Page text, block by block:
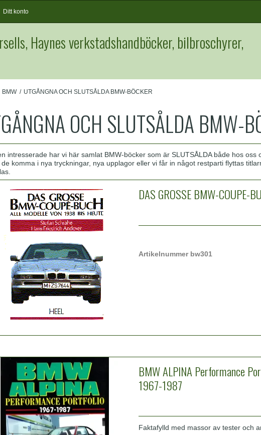
Ditt konto
Haynes verkstadshandböcker, bilbroschyrer,
BMW / UTGÅNGNA OCH SLUTSÅLDA BMW-BÖCKER
OCH SLUTSÅLDA BMW-
intresserade har vi här samlat BMW-böcker som är SLUTSÅLDA både hos
de komma i nya tryckningar, nya upplagor eller vi får in något restparti flyttas
DAS GROSSE BMW-COUPE-
Artikelnummer bw301
BMW ALPINA Performance
1967-1987
Faktafylld med massor av tester och